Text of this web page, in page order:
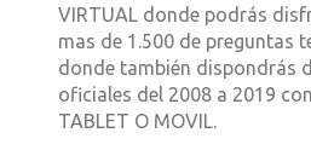
VIRTUAL donde podrás
mas de 1.500 de preguntas
donde también dispondrás
oficiales del 2008 a 2019
TABLET O MOVIL.